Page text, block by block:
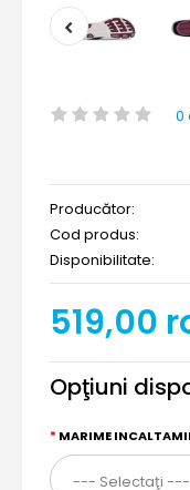
0
Producător:
Cod produs:
Disponibilitate:
519,00
Opţiuni
MARIME